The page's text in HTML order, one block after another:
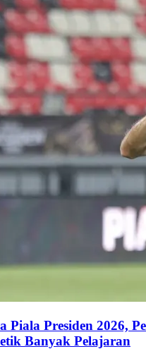
Piala Presiden 2026,
Banyak Pelajaran